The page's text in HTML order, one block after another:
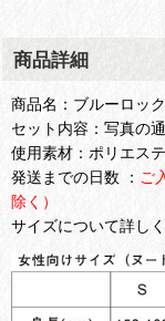
商品詳細
商品名：ブルーロ
セット内容：写真の
使用素材：ポリエス
発送までの日数 ： ご
除く）
サイズについて詳し